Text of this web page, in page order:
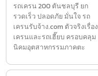
รถเครน 200 ตันชลบุรี ยก
รวดเร็ว ปลอดภัย มั่นใจ รถ
เครนรับจ้าง.com ตัวจริงเรื่อง
เครนและรถเฮี๊ยบ ครอบคลุม
นิคมอุตสาหกรรมภาคตะ